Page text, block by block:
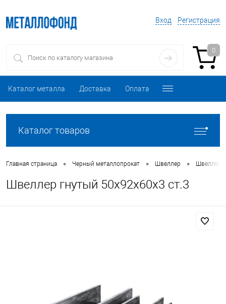
Вход Регистрация
0
Каталог металла Доставка Оплата
Каталог товаров
Главная страница • Черный металлопрокат • Швеллер • Швеллер
Швеллер гнутый 50х92х60х3 ст.3